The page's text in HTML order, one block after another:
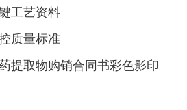
工艺资料
质量标准
提取物购销合同书彩色影印